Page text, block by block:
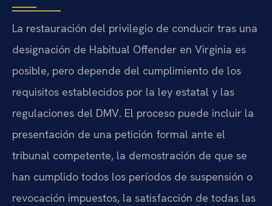
La restauración del privilegio de conducir tras una
designación de Habitual Offender en Virginia es
posible, pero depende del cumplimiento de los
requisitos establecidos por la ley estatal y las
regulaciones del DMV. El proceso puede incluir la
presentación de una petición formal ante el
tribunal competente, la demostración de que se
han cumplido todos los períodos de suspensión o
revocación impuestos, la satisfacción de todas las